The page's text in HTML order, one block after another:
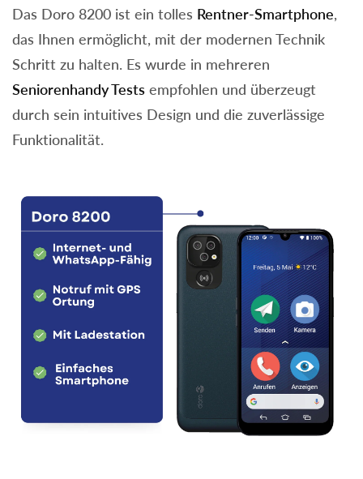
Das Doro 8200 ist ein tolles Rentner-Smartphone,
das Ihnen ermöglicht, mit der modernen Technik
Schritt zu halten. Es wurde in mehreren
Seniorenhandy Tests empfohlen und überzeugt
durch sein intuitives Design und die zuverlässige
Funktionalität.